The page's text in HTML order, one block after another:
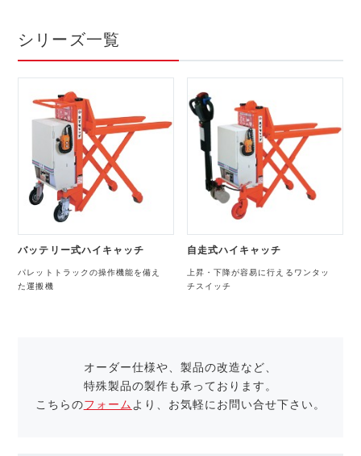
シリーズ一覧
バッテリー式ハイキャッチ
パレットトラックの操作機能を備え
た運搬機
自走式ハイキャッチ
上昇・下降が容易に行えるワンタッ
チスイッチ
オーダー仕様や、製品の改造など、
特殊製品の製作も承っております。
こちらのフォームより、お気軽にお問い合せ下さい。